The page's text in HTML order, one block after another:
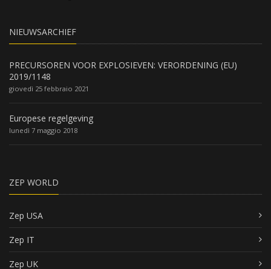
NIEUWSARCHIEF
PRECURSOREN VOOR EXPLOSIEVEN: VERORDENING (EU)
2019/1148
giovedì 25 febbraio 2021
Europese regelgeving
lunedì 7 maggio 2018
ZEP WORLD
Zep USA
Zep IT
Zep UK